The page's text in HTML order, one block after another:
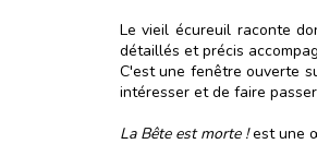
Le vieil écureuil raconte
détaillés et précis
C'est une fenêtre ouverte
intéresser et de faire
La Bête est morte !est une